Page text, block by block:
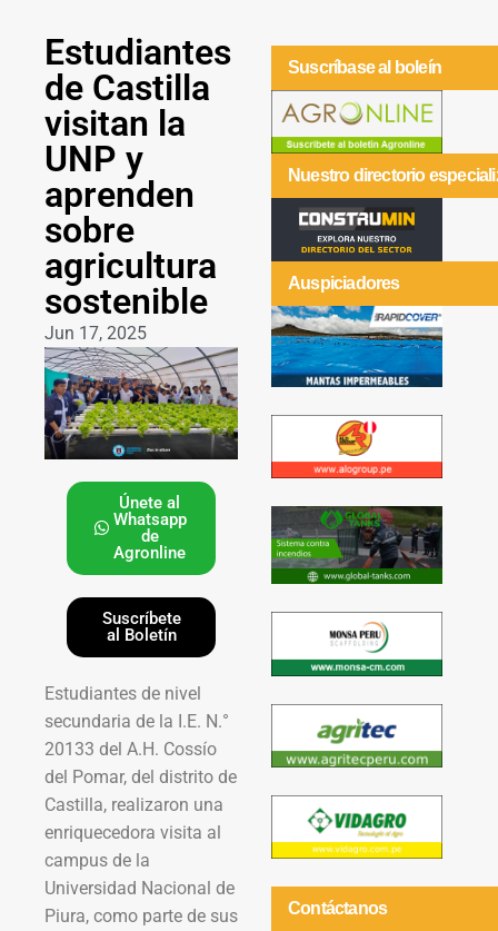
Estudiantes
de Castilla
visitan la
UNP y
aprenden
sobre
agricultura
sostenible
Jun 17, 2025
Únete al
Whatsapp
de
Agronline
Suscríbete
al Boletín
Estudiantes de nivel
secundaria de la I.E. N.°
20133 del A.H. Cossío
del Pomar, del distrito de
Castilla, realizaron una
enriquecedora visita al
campus de la
Universidad Nacional de
Piura, como parte de sus
Suscríbase al boleín
Nuestro directorio
Auspiciadores
Contáctanos